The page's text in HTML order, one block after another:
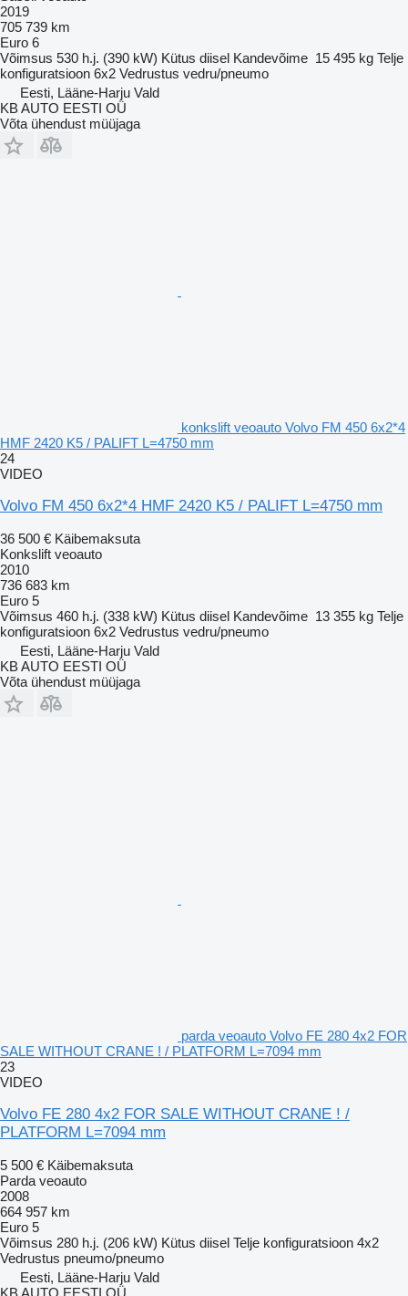
2019
705 739 km
Euro 6
Võimsus 530 h.j. (390 kW) Kütus diisel Kandevõime 15 495 kg Telje
konfiguratsioon 6x2 Vedrustus vedru/pneumo
Eesti, Lääne-Harju Vald
KB AUTO EESTI OÜ
Võta ühendust müüjaga
konkslift veoauto Volvo FM 450 6x2*4
HMF 2420 K5 / PALIFT L=4750 mm
24
VIDEO
Volvo FM 450 6x2*4 HMF 2420 K5 / PALIFT L=4750 mm
36 500 € Käibemaksuta
Konkslift veoauto
2010
736 683 km
Euro 5
Võimsus 460 h.j. (338 kW) Kütus diisel Kandevõime 13 355 kg Telje
konfiguratsioon 6x2 Vedrustus vedru/pneumo
Eesti, Lääne-Harju Vald
KB AUTO EESTI OÜ
Võta ühendust müüjaga
parda veoauto Volvo FE 280 4x2 FOR
SALE WITHOUT CRANE ! / PLATFORM L=7094 mm
23
VIDEO
Volvo FE 280 4x2 FOR SALE WITHOUT CRANE ! /
PLATFORM L=7094 mm
5 500 € Käibemaksuta
Parda veoauto
2008
664 957 km
Euro 5
Võimsus 280 h.j. (206 kW) Kütus diisel Telje konfiguratsioon 4x2
Vedrustus pneumo/pneumo
Eesti, Lääne-Harju Vald
KB AUTO EESTI OÜ